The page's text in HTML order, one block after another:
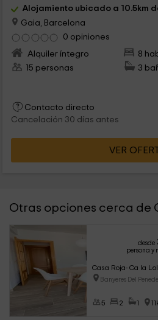
Alojamiento ubicado a 10.5km
Gaia, Barcelona
0 opiniones
Alquiler íntegro
8
15 personas
3
Contacto directo
Cancelación 30 días antes
VER
Otras opciones cerca de
desde
persona y
Casa Roja- Ca la
Banyeres Del
5 2 1